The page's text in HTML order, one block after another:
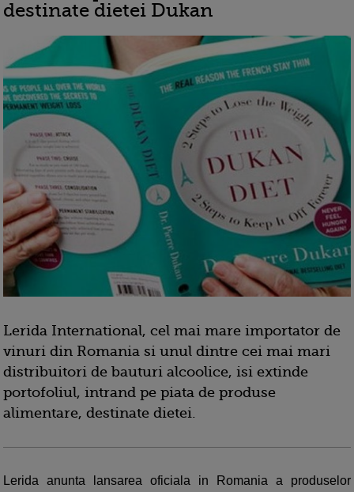
destinate dietei Dukan
Lerida International, cel mai mare importator de
vinuri din Romania si unul dintre cei mai mari
distribuitori de bauturi alcoolice, isi extinde
portofoliul, intrand pe piata de produse
alimentare, destinate dietei.
Lerida anunta lansarea oficiala in Romania a produselor